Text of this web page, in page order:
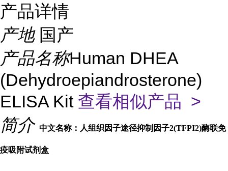
产品详情
产地 国产
产品名称Human DHEA
(Dehydroepiandrosterone)
ELISA Kit 查看相似产品 >
简介 中文名称：人组织因子途径抑制因子2(TFPI2)酶联免
疫吸附试剂盒